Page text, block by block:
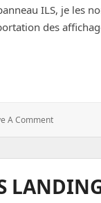
ILS, je les
des
(les échanges)
A Comment: DCS
:
Light
Panel